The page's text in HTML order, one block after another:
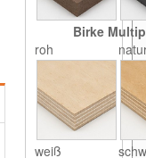
Birke
roh
weiß